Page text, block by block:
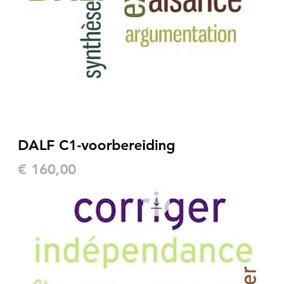
DALF C1-voorbereiding
Prijs
€ 160,00